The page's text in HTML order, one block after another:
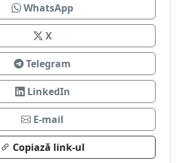
WhatsApp
X
Telegram
LinkedIn
E-mail
Copiază link-ul